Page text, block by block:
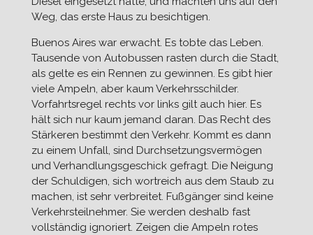
Weg, das erste Haus zu besichtigen.
Buenos Aires war erwacht. Es tobte das Leben.
Tausende von Autobussen rasten durch die Stadt,
als gelte es ein Rennen zu gewinnen. Es gibt hier
viele Ampeln, aber kaum Verkehrsschilder.
Vorfahrtsregel rechts vor links gilt auch hier. Es
hält sich nur kaum jemand daran. Das Recht des
Stärkeren bestimmt den Verkehr. Kommt es dann
zu einem Unfall, sind Durchsetzungsvermögen
und Verhandlungsgeschick gefragt. Die Neigung
der Schuldigen, sich wortreich aus dem Staub zu
machen, ist sehr verbreitet. Fußgänger sind keine
Verkehrsteilnehmer. Sie werden deshalb fast
vollständig ignoriert. Zeigen die Ampeln rotes